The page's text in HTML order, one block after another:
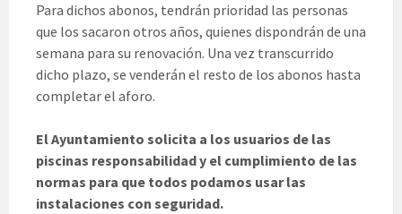
Para dichos abonos, tendrán prioridad las personas
que los sacaron otros años, quienes dispondrán de una
semana para su renovación. Una vez transcurrido
dicho plazo, se venderán el resto de los abonos hasta
completar el aforo.
El Ayuntamiento solicita a los usuarios de las
piscinas responsabilidad y el cumplimiento de las
normas para que todos podamos usar las
instalaciones con seguridad.